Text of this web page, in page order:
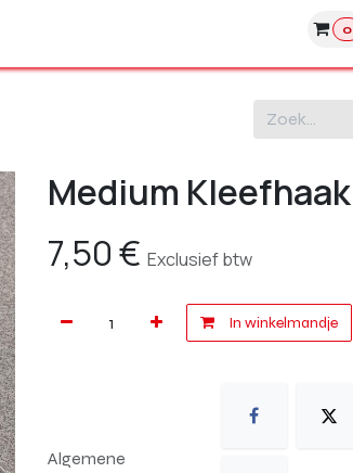
0
Medium Kleefhaak
7,50€ Exclusief btw
In winkelmandje
Algemene